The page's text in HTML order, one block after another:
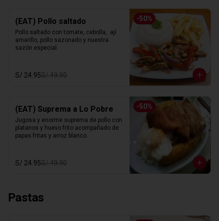
-50%
(EAT) Pollo saltado
Pollo saltado con tomate, cebolla,  ají
amarillo, pollo sazonado y nuestra
sazón especial.
S/ 24.95S/ 49.90
-50%
(EAT) Suprema a Lo Pobre
Jugosa y enorme suprema de pollo con
platanos y huevo frito acompañado de
papas fritas y arroz blanco.
S/ 24.95S/ 49.90
Pastas